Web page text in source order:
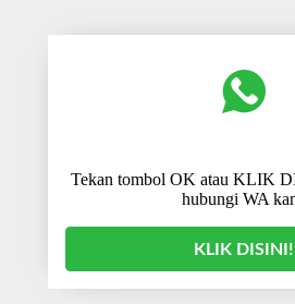
Tekan tombol OK atau KLIK
hubungi WA
KLIK DISINI!